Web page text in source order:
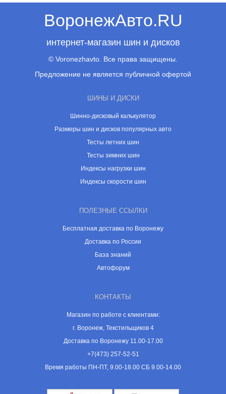
ВоронежАвто.RU
интернет-магазин шин и дисков
© Voronezhavto. Все права защищены.
Предложение не является публичной офертой
ШИНЫ И ДИСКИ
Шинно-дисковый калькулятор
Размеры шин и дисков популярных авто
Тесты летних шин
Тесты зимних шин
Индексы нагрузки шин
Индексы скорости шин
ПОЛЕЗНЫЕ ССЫЛКИ
Бесплатная доставка по Воронежу
Доставка по России
База знаний
Автофорум
КОНТАКТЫ
Магазин по работе с клиентами:
г. Воронеж, Текстильщиков 4
Доставка по Воронежу 11.00-17.00
+7(473) 257-52-51
Время работы ПН-ПТ, 9.00-18.00 СБ 9.00-14.00